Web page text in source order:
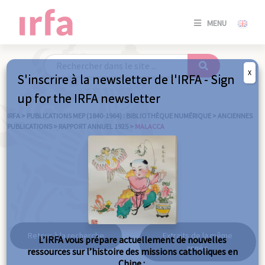
MENU
SE
/
IRFA > PUBLICATIONS MEP (1840-1964) : BIBLIOTHÈQUE NUMÉRIQUE > ANCIENNES
PUBLICATIONS > RAPPORT ANNUEL 1925 > MALACCA
Malacca
Retour à la recherche
Extraits de la même
année
S'inscrire à la newsletter de l'IRFA - Sign
up for the IRFA newsletter
L’IRFA vous prépare actuellement de nouvelles
ressources sur l’histoire des missions catholiques en
X